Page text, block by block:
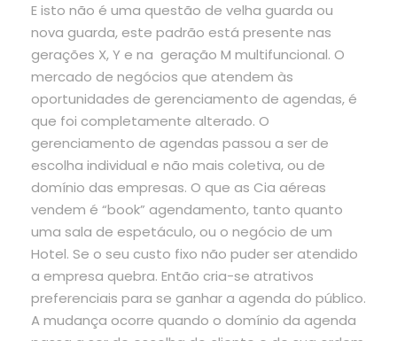
E isto não é uma questão de velha guarda ou
nova guarda, este padrão está presente nas
gerações X, Y e na geração M multifuncional. O
mercado de negócios que atendem às
oportunidades de gerenciamento de agendas, é
que foi completamente alterado. O
gerenciamento de agendas passou a ser de
escolha individual e não mais coletiva, ou de
domínio das empresas. O que as Cia aéreas
vendem é “book” agendamento, tanto quanto
uma sala de espetáculo, ou o negócio de um
Hotel. Se o seu custo fixo não puder ser atendido
a empresa quebra. Então cria-se atrativos
preferenciais para se ganhar a agenda do público.
A mudança ocorre quando o domínio da agenda